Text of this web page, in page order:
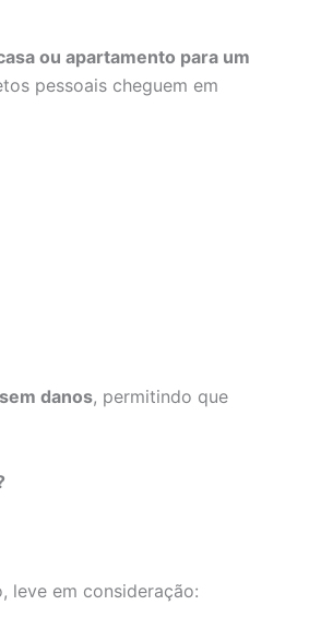
ou apartamento para um
pessoais cheguem em
danos, permitindo que
leve em consideração: